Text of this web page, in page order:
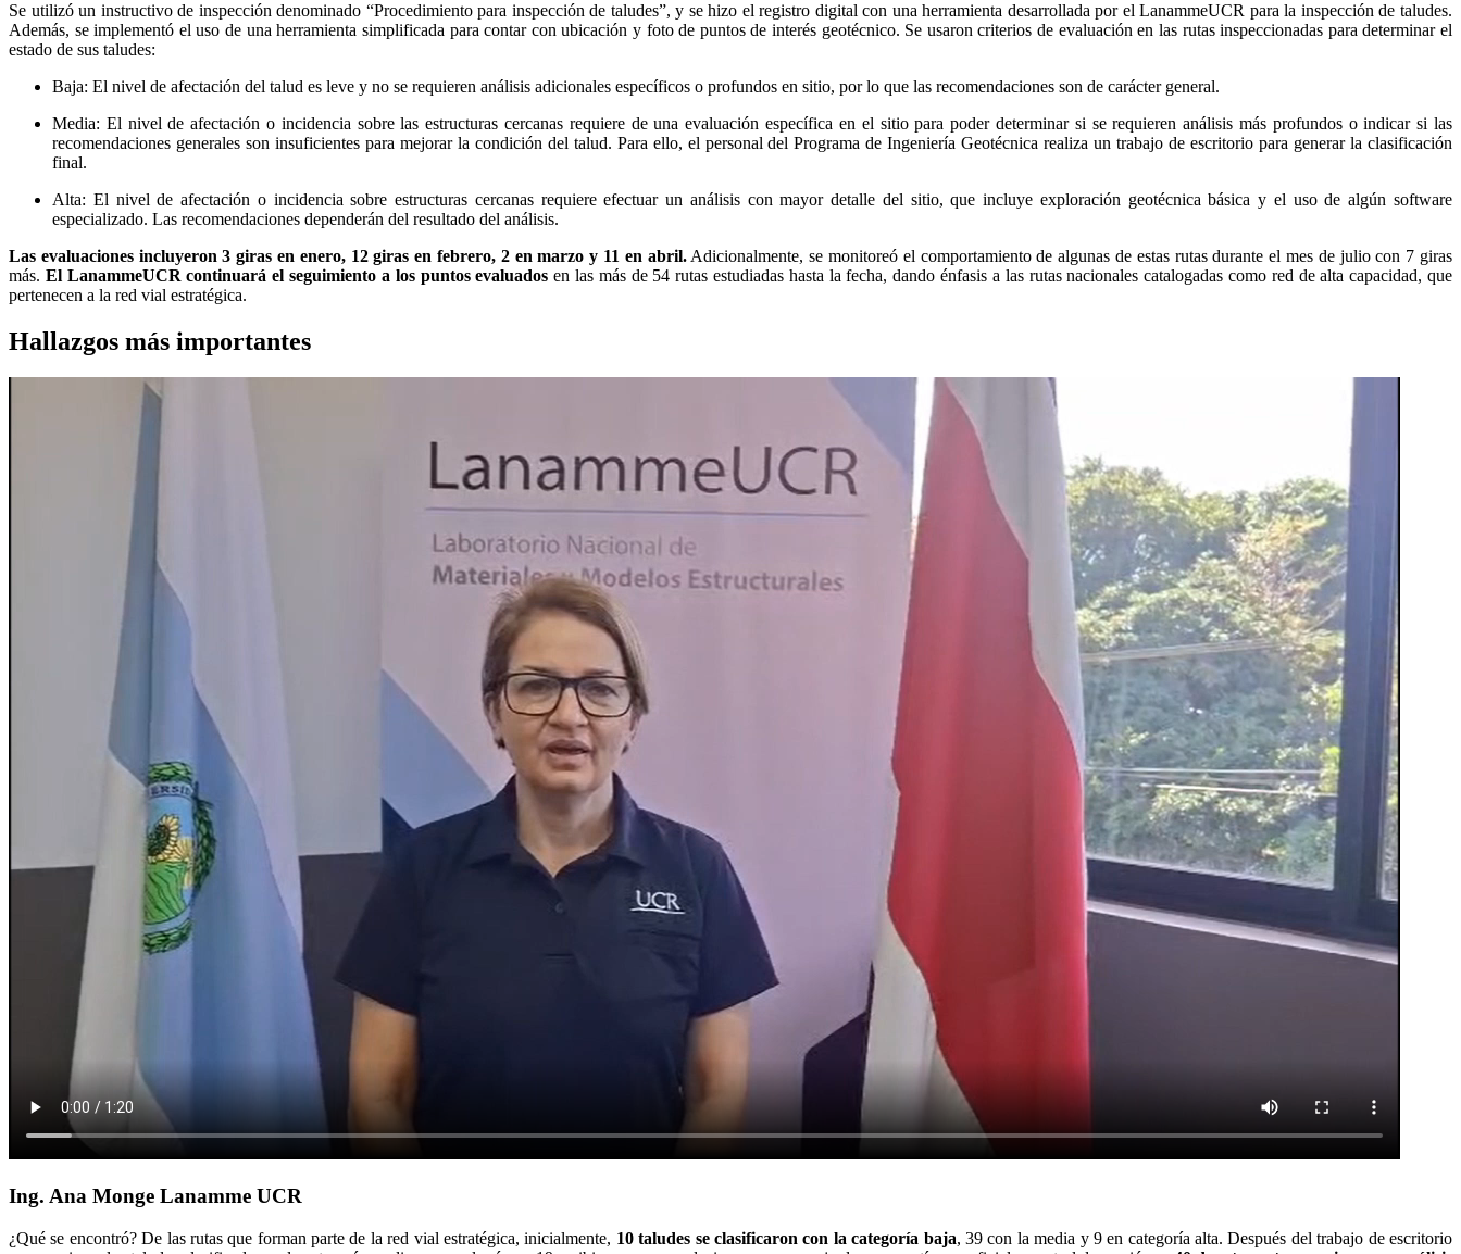
Se utilizó un instructivo de inspección denominado “Procedimiento para inspección de taludes”, y se hizo el registro digital con una herramienta desarrollada por el LanammeUCR para la inspección de taludes.
Además, se implementó el uso de una herramienta simplificada para contar con ubicación y foto de puntos de interés geotécnico. Se usaron criterios de evaluación en las rutas inspeccionadas para determinar el
estado de sus taludes:
Baja: El nivel de afectación del talud es leve y no se requieren análisis adicionales específicos o profundos en sitio, por lo que las recomendaciones son de carácter general.
Media: El nivel de afectación o incidencia sobre las estructuras cercanas requiere de una evaluación específica en el sitio para poder determinar si se requieren análisis más profundos o indicar si las
recomendaciones generales son insuficientes para mejorar la condición del talud. Para ello, el personal del Programa de Ingeniería Geotécnica realiza un trabajo de escritorio para generar la clasificación
final.
Alta: El nivel de afectación o incidencia sobre estructuras cercanas requiere efectuar un análisis con mayor detalle del sitio, que incluye exploración geotécnica básica y el uso de algún software
especializado. Las recomendaciones dependerán del resultado del análisis.
Las evaluaciones incluyeron 3 giras en enero, 12 giras en febrero, 2 en marzo y 11 en abril.Adicionalmente, se monitoreó el comportamiento de algunas de estas rutas durante el mes de julio con 7 giras
más. El LanammeUCR continuará el seguimiento a los puntos evaluados en las más de 54 rutas estudiadas hasta la fecha, dando énfasis a las rutas nacionales catalogadas como red de alta capacidad, que
pertenecen a la red vial estratégica.
Hallazgos más importantes
Ing. Ana Monge Lanamme UCR
¿Qué se encontró? De las rutas que forman parte de la red vial estratégica, inicialmente, 10 taludes se clasificaron con la categoría baja, 39 con la media y 9 en categoría alta. Después del trabajo de escritorio